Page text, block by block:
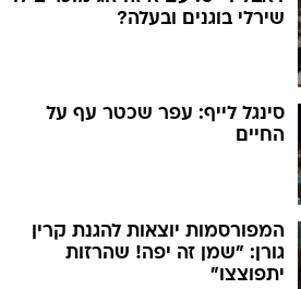
שירלי בוגנים ובעלה?
סינגל לייף: עפר שכטר עף על
החיים
המפורסמות יוצאות להגנת קרין
גורן: "שמן זה יפה! שהרזות
יתפוצצו"